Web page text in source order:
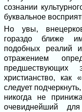
сознании
буквальное
Но увы,
гораздо ближе
подобных реалий
отражением
предшествующих
христианство, как
следует
никогда не
очевиднейший